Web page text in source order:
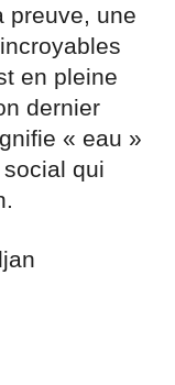
preuve, une
en pleine
dernier
« eau »
qui